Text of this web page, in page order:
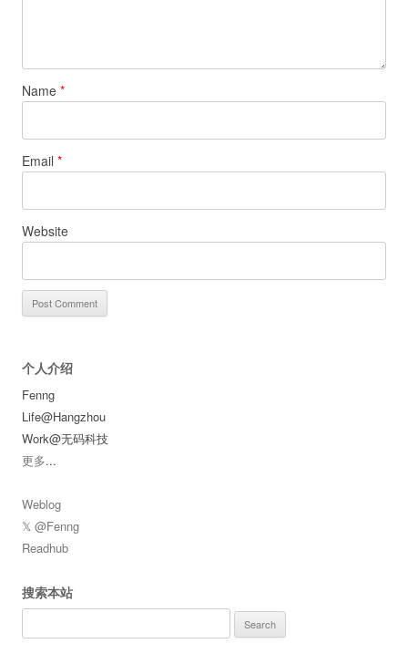
Name *
Email *
Website
个人介绍
Fenng
Life@Hangzhou
Work@无码科技
更多...
Weblog
𝕏 @Fenng
Readhub
搜索本站
for: